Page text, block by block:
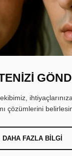
çözümlerini
DAHA FAZLA BILGI